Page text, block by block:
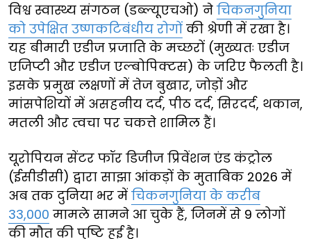
विश्व स्वास्थ्य संगठन (डब्ल्यूएचओ) ने चिकनगुनिया
को उपेक्षित उष्णकटिबंधीय रोगों की श्रेणी में रखा है।
यह बीमारी एडीज प्रजाति के मच्छरों (मुख्यतः एडीज
एजिप्टी और एडीज एल्बोपिक्टस) के जरिए फैलती है।
इसके प्रमुख लक्षणों में तेज बुखार, जोड़ों और
मांसपेशियों में असहनीय दर्द, पीठ दर्द, सिरदर्द, थकान,
मतली और त्वचा पर चकत्ते शामिल हैं।
यूरोपियन सेंटर फॉर डिजीज प्रिवेंशन एंड कंट्रोल
(ईसीडीसी) द्वारा साझा आंकड़ों के मुताबिक 2026 में
अब तक दुनिया भर में चिकनगुनिया के करीब
33,000 मामले सामने आ चुके हैं, जिनमें से 9 लोगों
की मौत की पुष्टि हुई है।